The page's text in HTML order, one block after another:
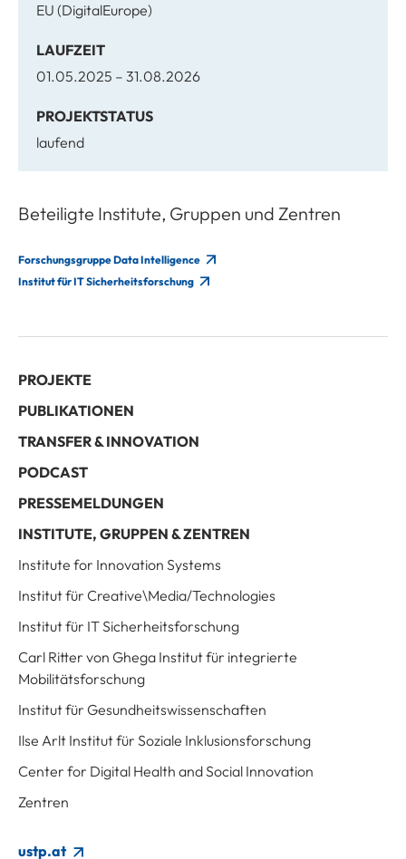
EU (DigitalEurope)
LAUFZEIT
01.05.2025 – 31.08.2026
PROJEKTSTATUS
laufend
Beteiligte Institute, Gruppen und Zentren
Forschungsgruppe Data Intelligence
Institut für IT Sicherheitsforschung
PROJEKTE
PUBLIKATIONEN
TRANSFER & INNOVATION
PODCAST
PRESSEMELDUNGEN
INSTITUTE, GRUPPEN & ZENTREN
Institute for Innovation Systems
Institut für Creative\Media/Technologies
Institut für IT Sicherheitsforschung
Carl Ritter von Ghega Institut für integrierte
Mobilitätsforschung
Institut für Gesundheitswissenschaften
Ilse Arlt Institut für Soziale Inklusionsforschung
Center for Digital Health and Social Innovation
Zentren
ustp.at